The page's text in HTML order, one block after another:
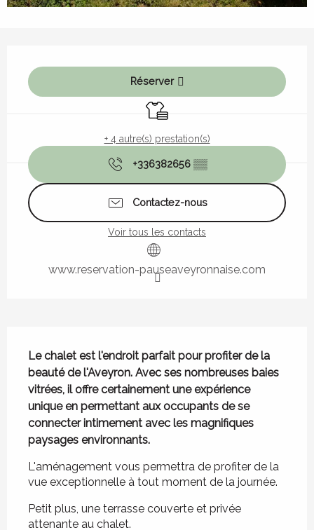
Réserver
Draps et linge
+ 4 autre(s) prestation(s)
+336382656 ▒▒
Contactez-nous
Voir tous les contacts
www.reservation-pauseaveyronnaise.com
Le chalet est l'endroit parfait pour profiter de la
beauté de l'Aveyron. Avec ses nombreuses baies
vitrées, il offre certainement une expérience
unique en permettant aux occupants de se
connecter intimement avec les magnifiques
paysages environnants.
L'aménagement vous permettra de profiter de la
vue exceptionnelle à tout moment de la journée.
Petit plus, une terrasse couverte et privée
attenante au chalet.